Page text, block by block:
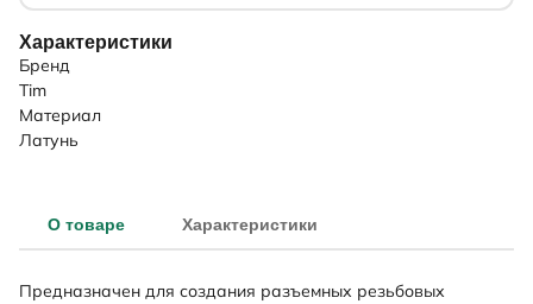
Характеристики
Бренд
Tim
Материал
Латунь
О товаре Характеристики
Предназначен для создания разъемных резьбовых